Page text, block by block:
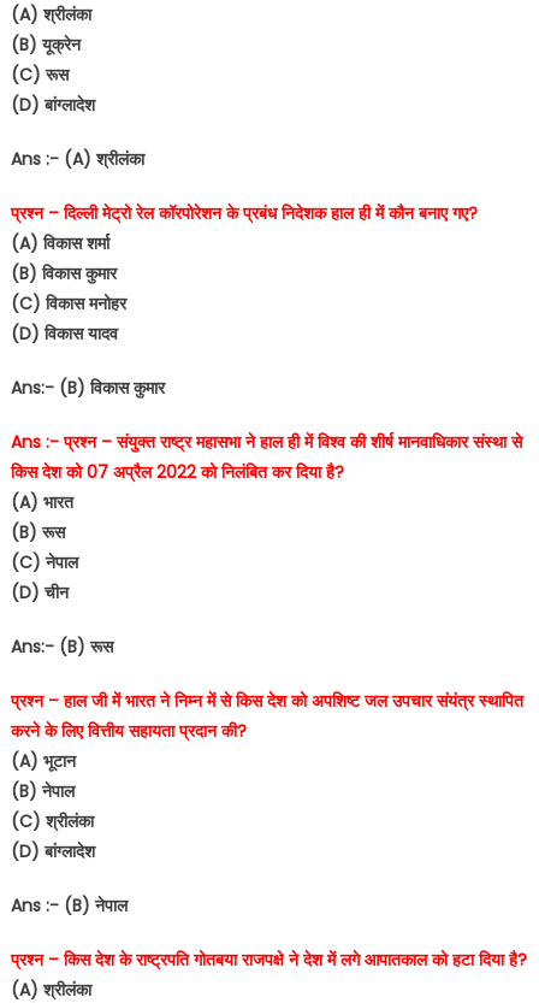
(A) श्रीलंका
(B) यूक्रेन
(C) रूस
(D) बांग्लादेश
Ans :- (A) श्रीलंका
प्रश्न – दिल्ली मेट्रो रेल कॉरपोरेशन के प्रबंध निदेशक हाल ही में कौन बनाए गए?
(A) विकास शर्मा
(B) विकास कुमार
(C) विकास मनोहर
(D) विकास यादव
Ans:- (B) विकास कुमार
Ans :- प्रश्न – संयुक्त राष्ट्र महासभा ने हाल ही में विश्व की शीर्ष मानवाधिकार संस्था से
किस देश को 07 अप्रैल 2022 को निलंबित कर दिया है?
(A) भारत
(B) रूस
(C) नेपाल
(D) चीन
Ans:- (B) रूस
प्रश्न – हाल जी में भारत ने निम्न में से किस देश को अपशिष्ट जल उपचार संयंत्र स्थापित
करने के लिए वित्तीय सहायता प्रदान की?
(A) भूटान
(B) नेपाल
(C) श्रीलंका
(D) बांग्लादेश
Ans :- (B) नेपाल
प्रश्न – किस देश के राष्ट्रपति गोतबया राजपक्षे ने देश में लगे आपातकाल को हटा दिया है?
(A) श्रीलंका